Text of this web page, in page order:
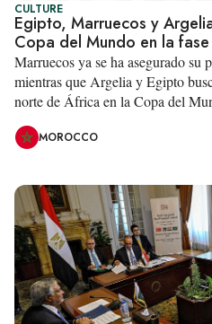
CULTURE
Egipto, Marruecos y
Copa del Mundo en la
Marruecos ya se ha asegurado su
mientras que Argelia y Egipto
norte de África en la Copa del
MOROCCO